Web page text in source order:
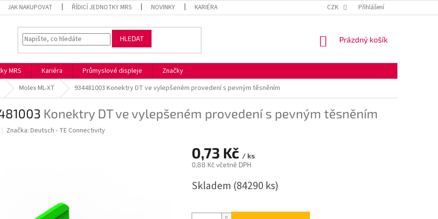
JAK NAKUPOVAT ŘÍDICÍ JEDNOTKY MRS NOVINKY KARIÉRA OBCHODNÍ PODMÍNKY
CZK Přihlášení
HLEDAT
NÁKUPNÍ
Prázdný košík
MRS Kariéra Průmyslové displeje
Značky
Molex ML-XT 934481003 Konektry DT ve vylepšeném provedení s pevným těsněním
Konektry DT ve vylepšeném provedení s pevným těsněním
Značka: Deutsch - TE Connectivity
0,73 Kč / ks
0,88 Kč včetně DPH
cena:
Skladem (84290 ks)